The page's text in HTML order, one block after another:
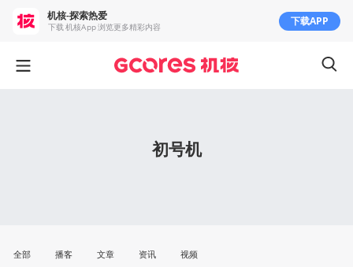
初号机
全部 播客 文章 资讯 视频
机核-探索热爱
下载 机核App 浏览更多精彩内容 下载APP